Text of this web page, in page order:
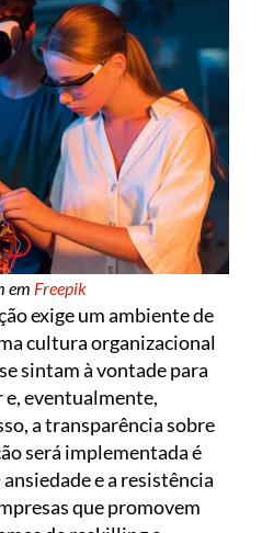
em Freepik
exige um ambiente de
cultura organizacional
sintam à vontade para
eventualmente,
a transparência sobre
será implementada é
e a resistência
que promovem